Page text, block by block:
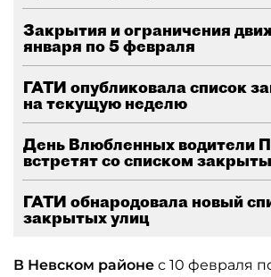
Закрытия и ограничения
января по 5 февраля
ГАТИ опубликовала список
на текущую неделю
День Влюбленных водители
встретят со списком
ГАТИ обнародовала новый
закрытых улиц
В Невском районе с 10 февраля